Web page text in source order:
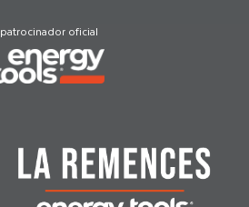
patrocinador oficial